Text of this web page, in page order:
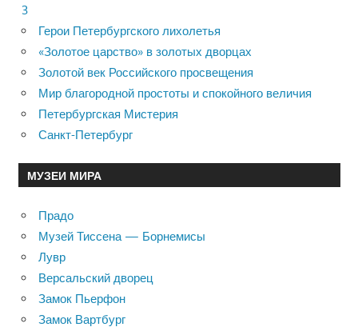
3
Герои Петербургского лихолетья
«Золотое царство» в золотых дворцах
Золотой век Российского просвещения
Мир благородной простоты и спокойного величия
Петербургская Мистерия
Санкт-Петербург
МУЗЕИ МИРА
Прадо
Музей Тиссена — Борнемисы
Лувр
Версальский дворец
Замок Пьерфон
Замок Вартбург